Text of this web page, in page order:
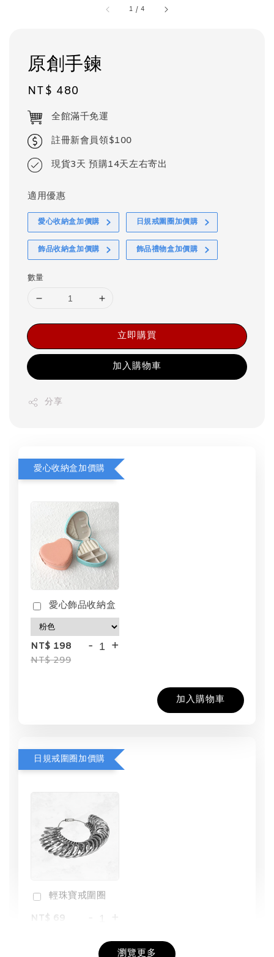
1 /4
原創手鍊
Regular
price
NT$ 480
全館滿千免運
註冊新會員領$100
現貨3天 預購14天左右寄出
適用優惠
愛心收納盒加價購 日規戒圍圈加價購
飾品收納盒加價購 飾品禮物盒加價購
數量
立即購買
加入購物車
分享
愛心收納盒加價購
愛心飾品收納盒
NT$ 198
NT$ 299
- +
加入購物車
日規戒圍圈加價購
輕珠寶戒圍圈
NT$ 69
+
瀏覽更多